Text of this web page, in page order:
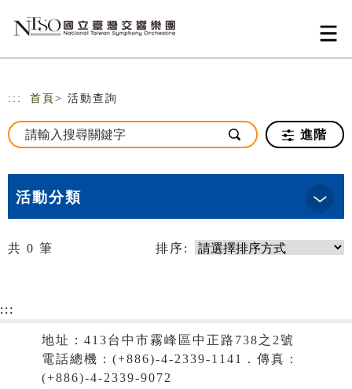
::: 首頁 > 活動查詢
進階
活動分類
共 0 筆 排序:
:::
地址：413台中市霧峰區中正路738之2號
電話總機：(+886)-4-2339-1141．傳真：
(+886)-4-2339-9072